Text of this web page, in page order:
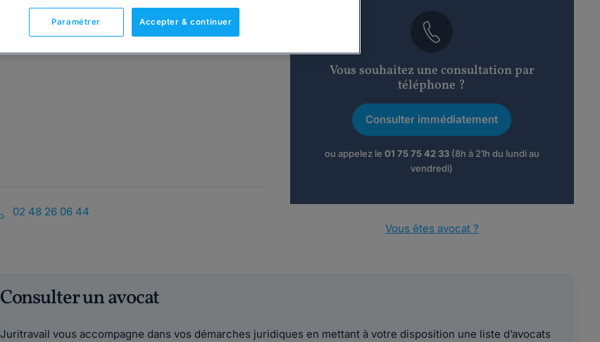
02 48 26 06 44
Vous souhaitez une consultation par
téléphone ?
Consulter immédiatement
ou appelez le 01 75 75 42 33(8h à 21h du lundi au
vendredi)
Vous êtes avocat ?
Consulter un avocat
Juritravail vous accompagne dans vos démarches juridiques en mettant à votre disposition une liste d’avocats
Accepter & continuer
Paramétrer